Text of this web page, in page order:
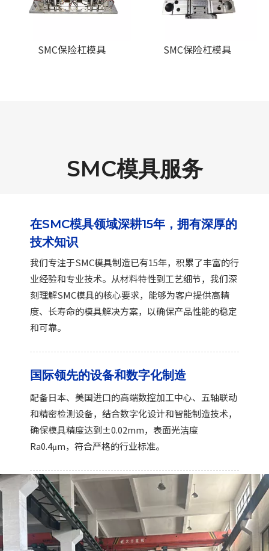
SMC保险杠模具 SMC保险杠模具
SMC模具服务
在SMC模具领域深耕15年，拥有深厚的
技术知识
我们专注于SMC模具制造已有15年，积累了丰富的行
业经验和专业技术。从材料特性到工艺细节，我们深
刻理解SMC模具的核心要求，能够为客户提供高精
度、长寿命的模具解决方案，以确保产品性能的稳定
和可靠。
国际领先的设备和数字化制造
配备日本、美国进口的高端数控加工中心、五轴联动
和精密检测设备，结合数字化设计和智能制造技术，
确保模具精度达到±0.02mm，表面光洁度
Ra0.4μm，符合严格的行业标准。